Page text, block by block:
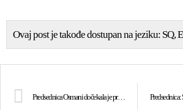
Ovaj post je takođe dostupan na jeziku: SQ
Predsednica Osmani dočekala je predsednika Papinske akademije za život monsinjora Paglia